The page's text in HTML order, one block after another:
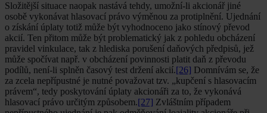
Složitější situace naopak nastává tehdy, umožní-li akcionář jiné
osobě vykonávat hlasovací právo výměnou za protiplnění. Ujednání
o získání úplaty totiž může být vyhodnoceno jako stínový převod
akcií. Ten přitom může být problematický jak z pohledu obcházení
pravidel vinkulace, tak z hlediska porušení daňových předpisů, jež
může spočívat např. v obcházení povinnosti platit daň z převodu
podílů, není-li splněn časový test držení akcií.[26] Domnívám se, že
za zcela nepřípustné je nutné považovat tzv. „kupčení s hlasovacím
právem“, tedy poskytování úplaty akcionáři za to, že vykonává
hlasovací právo určitým způsobem.[27] Zvláštním případem